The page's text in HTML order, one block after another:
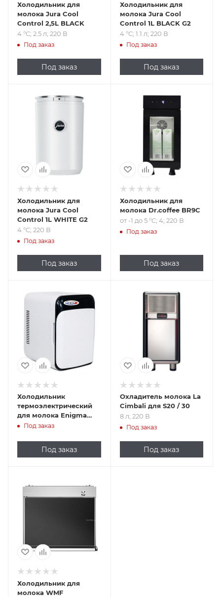
Холодильник для
молока Jura Cool
Control 2,5L BLACK
4 °C; 2.5 л; 220 В
Под заказ
Под заказ
Холодильник для
молока Jura Cool
Control 1L BLACK G2
4 °C; 1.1 л; 220 В
Под заказ
Под заказ
Подпись к товару
Холодильник для
молока Jura Cool
Control 1L WHITE G2
4 °C; 220 В
Под заказ
Под заказ
Подпись к товару
от -1 до 5 °C; 4; 220
Холодильник для
молока Dr.coffee BR9C
от -1 до 5 °C; 4; 220 В
Под заказ
Под заказ
Холодильник
термоэлектрический
для молока Enigma
AQ-8L milk fridge
Под заказ
Под заказ
Подпись к товару
8 л; 220 В
Охладитель молока La
Cimbali для S20 / 30
8 л; 220 В
Под заказ
Под заказ
Холодильник для
молока WMF